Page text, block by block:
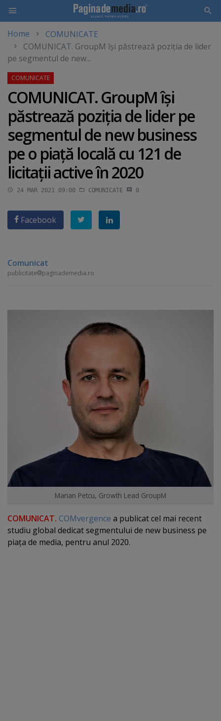
main
content
Home
COMUNICATE
COMUNICAT. GroupM îşi păstrează poziţia de lider
pe segmentul de new...
COMUNICAT. GroupM îşi
păstrează poziţia de lider pe
segmentul de new business
pe o piaţă locală cu 121 de
licitaţii active în 2020
24 MAR 2021 09:00 COMUNICATE 0
Facebook
Comunicat
publicitate paginademedia.ro
Marian Petcu, Growth Lead GroupM
COMUNICAT. COMvergence a publicat cel mai recent
studiu global dedicat segmentului de new business pe
piaţa de media, pentru anul 2020.